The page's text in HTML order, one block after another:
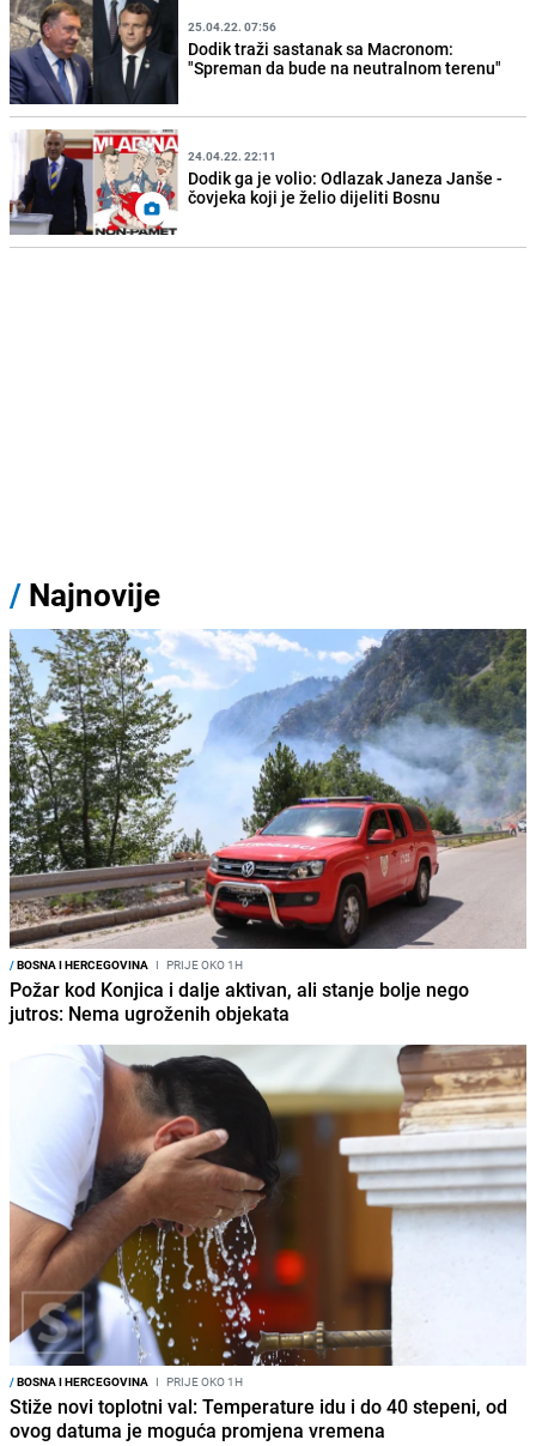
25.04.22. 07:56
Dodik traži sastanak sa Macronom:
"Spreman da bude na neutralnom terenu"
24.04.22. 22:11
Dodik ga je volio: Odlazak Janeza Janše -
čovjeka koji je želio dijeliti Bosnu
/ Najnovije
/BOSNA I HERCEGOVINA I PRIJE OKO 1H
Požar kod Konjica i dalje aktivan, ali stanje bolje nego
jutros: Nema ugroženih objekata
/BOSNA I HERCEGOVINA I PRIJE OKO 1H
Stiže novi toplotni val: Temperature idu i do 40 stepeni, od
ovog datuma je moguća promjena vremena